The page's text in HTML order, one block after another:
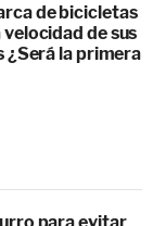
de bicicletas
de sus
la primera